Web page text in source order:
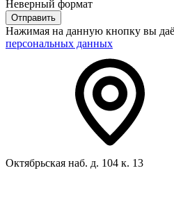
Неверный формат
Отправить
Нажимая на данную кнопку вы
персональных данных
Октябрьская наб. д. 104 к. 13